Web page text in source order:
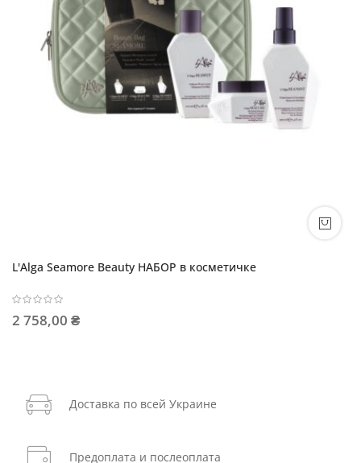
L'Alga Seamore Beauty НАБОР в косметичке
2 758,00 ₴
Доставка по всей Украине
Предоплата и послеоплата